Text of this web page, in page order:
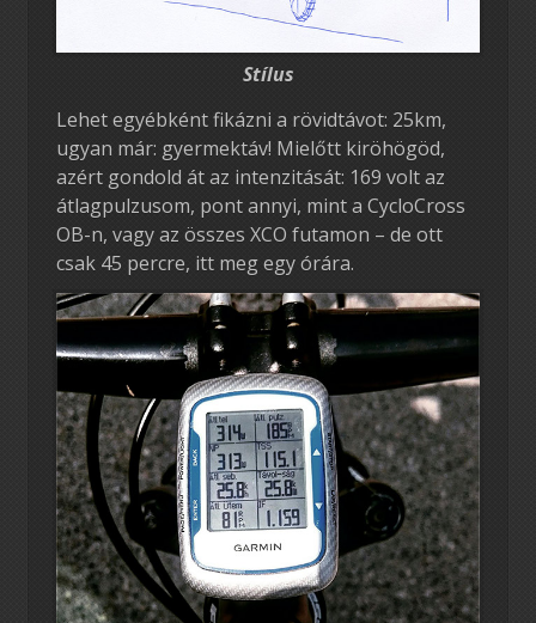
Stílus
Lehet egyébként fikázni a rövidtávot: 25km,
ugyan már: gyermektáv! Mielőtt kiröhögöd,
azért gondold át az intenzitását: 169 volt az
átlagpulzusom, pont annyi, mint a CycloCross
OB-n, vagy az összes XCO futamon – de ott
csak 45 percre, itt meg egy órára.